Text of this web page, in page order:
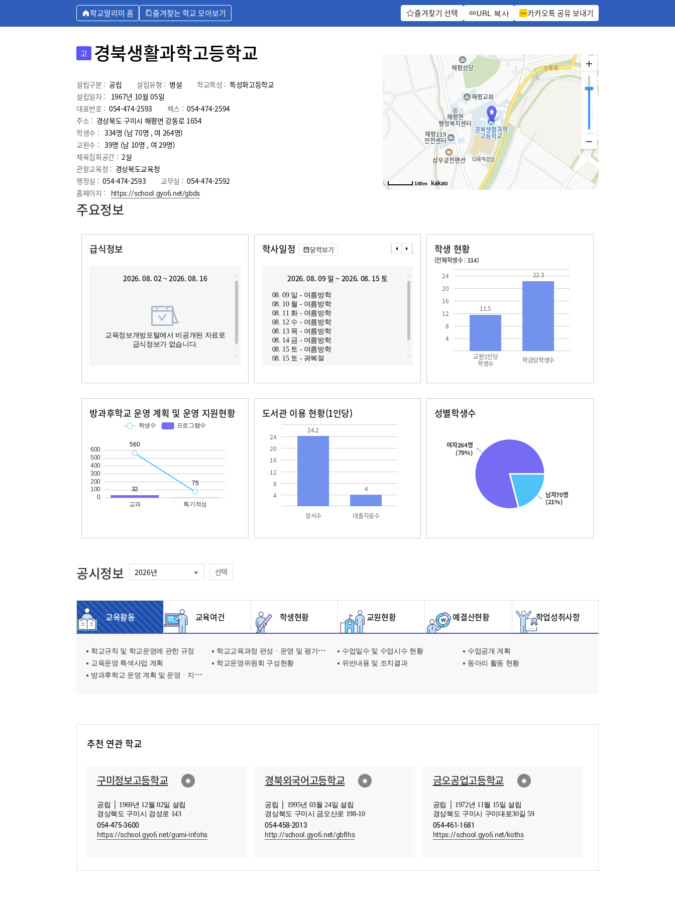
학교알리미 홈 즐겨찾는 학교 모아보기 즐겨찾기 선택 URL 복사 카카오톡 공유 보내기
고 경북생활과학고등학교
설립구분 : 공립 설립유형 : 병설 학교특성 : 특성화고등학교
설립일자 :
1967년 10월 05일
대표번호 : 054-474-2593 팩스 : 054-474-2594
주소 : 경상북도 구미시 해평면 강동로 1654
학생수 : 334명 (남 70명 , 여 264명)
교원수 : 39명 (남 10명 , 여 29명)
체육집회공간 : 2실
관할교육청 : 경상북도교육청
행정실 : 054-474-2593 교무실 : 054-474-2592
홈페이지 :
https://school.gyo6.net/gbds
100m
주요정보
급식정보
2026. 08. 02 ~ 2026. 08. 16
교육정보개방포털에서 비공개된 자료로
급식정보가 없습니다.
학사일정 달력보기
2026. 08. 09 일 ~ 2026. 08. 15 토
08. 09 일 - 여름방학
08. 10 월 - 여름방학
08. 11 화 - 여름방학
08. 12 수 - 여름방학
08. 13 목 - 여름방학
08. 14 금 - 여름방학
08. 15 토 - 여름방학
08. 15 토 - 광복절
2026. 08. 16 일 ~ 2026. 08. 22 토
08. 17 월 - 대체공휴일
08. 18 화 - 여름방학
08. 19 수 - 개학식
학생 현황
(전체학생수 : 334)
4
8
12
16
20
24
교원1인당
학생수 학급당학생수
11.5
22.3
방과후학교 운영 계획 및 운영 지원현황 도서관 이용 현황(1인당)
4
8
12
16
20
24
장서수 대출자료수
24.2
4
성별학생수
남자70명
(21%)
여자264명
(79%)
공시정보 선택
교육활동 교육여건 학생현황 교원현황 예결산현황 학업성취사항
학교규칙 및 학교운영에 관한 규정 학교교육과정 편성ㆍ운영 및 평가에 관한 사항 수업일수 및 수업시수 현황
수업공개 계획
교육운영 특색사업 계획
학교운영위원회 구성현황 위반내용 및 조치결과
동아리 활동 현황
방과후학교 운영 계획 및 운영ㆍ지원현황
추천 연관 학교
구미정보고등학교
공립 │ 1969년 12월 02일 설립
경상북도 구미시 검성로 143
054-475-3600
https://school.gyo6.net/gumi-infohs
경북외국어고등학교
공립 │ 1995년 03월 24일 설립
경상북도 구미시 금오산로 198-10
054-458-2013
http://school.gyo6.net/gbflhs
금오공업고등학교
공립 │ 1972년 11월 15일 설립
경상북도 구미시 구미대로30길 59
054-461-1681
https://school.gyo6.net/koths